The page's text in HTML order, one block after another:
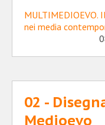
MULTIMEDIOEVO.
nei media
02 -
Medioevo